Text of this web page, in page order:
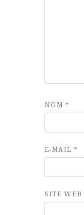
NOM *
E-MAIL *
SITE WEB